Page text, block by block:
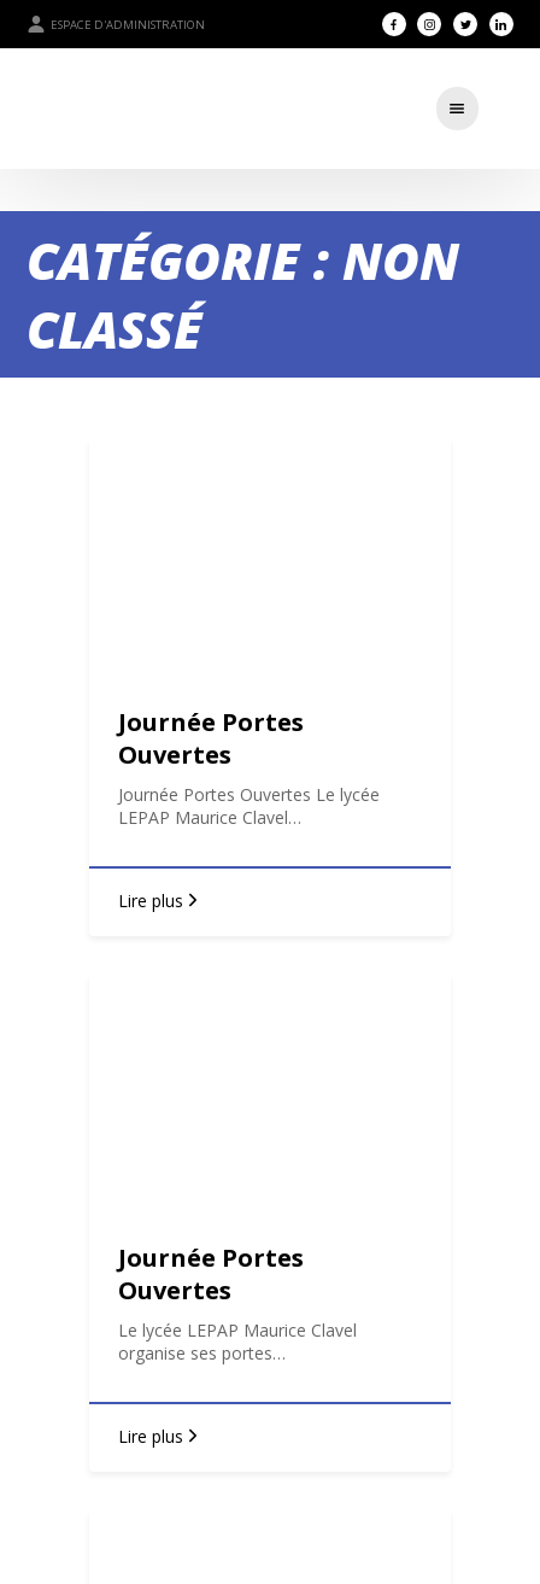
ESPACE D'ADMINISTRATION
CATÉGORIE : NON
CLASSÉ
Journée Portes
Ouvertes
Journée Portes Ouvertes Le lycée
LEPAP Maurice Clavel…
Lire plus
Journée Portes
Ouvertes
Le lycée LEPAP Maurice Clavel
organise ses portes…
Lire plus